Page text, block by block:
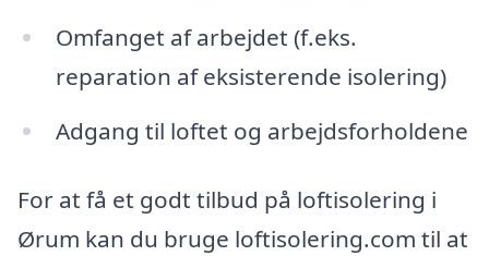
Omfanget af arbejdet (f.eks.
reparation af eksisterende isolering)
Adgang til loftet og arbejdsforholdene
For at få et godt tilbud på loftisolering i
Ørum kan du bruge loftisolering.com til at